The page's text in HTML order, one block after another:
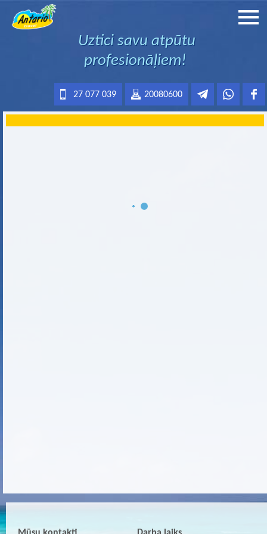
Uztici savu atpūtu
profesionāļiem!
20080600
27 077 039